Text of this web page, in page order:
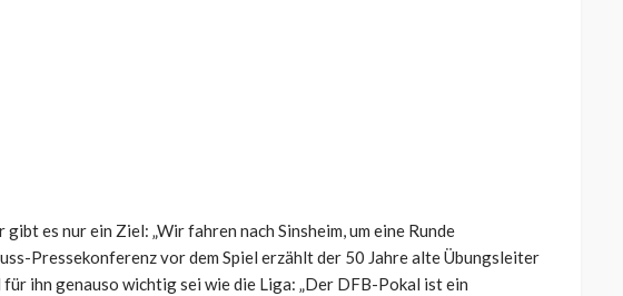
es nur ein Ziel: „Wir fahren nach Sinsheim, um eine Runde
Pressekonferenz vor dem Spiel erzählt der 50 Jahre alte Übungsleiter
ihn genauso wichtig sei wie die Liga: „Der DFB-Pokal ist ein